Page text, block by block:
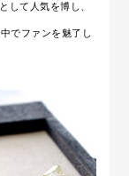
して人気を博し、
でファンを魅了し